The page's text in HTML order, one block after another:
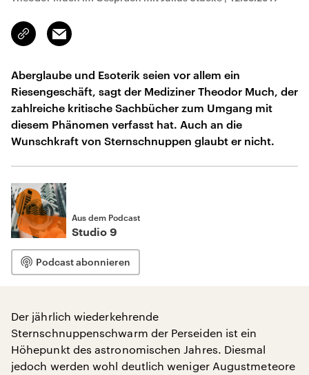
Link
kopieren/teilen
Email
Aberglaube und Esoterik seien vor allem ein
Riesengeschäft, sagt der Mediziner Theodor Much, der
zahlreiche kritische Sachbücher zum Umgang mit
diesem Phänomen verfasst hat. Auch an die
Wunschkraft von Sternschnuppen glaubt er nicht.
Aus dem Podcast
Studio 9
Podcast abonnieren
Der jährlich wiederkehrende
Sternschnuppenschwarm der Perseiden ist ein
Höhepunkt des astronomischen Jahres. Diesmal
jedoch werden wohl deutlich weniger Augustmeteore